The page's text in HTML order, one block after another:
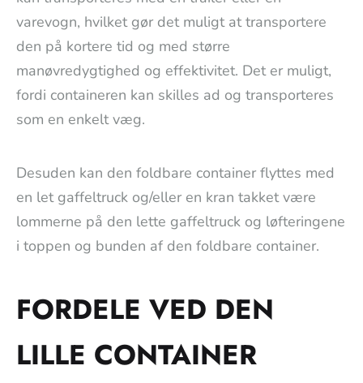
varevogn, hvilket gør det muligt at transportere
den på kortere tid og med større
manøvredygtighed og effektivitet. Det er muligt,
fordi containeren kan skilles ad og transporteres
som en enkelt væg.
Desuden kan den foldbare container flyttes med
en let gaffeltruck og/eller en kran takket være
lommerne på den lette gaffeltruck og løfteringene
i toppen og bunden af den foldbare container.
FORDELE VED DEN
LILLE CONTAINER